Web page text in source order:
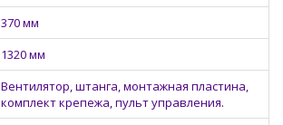
370 мм
1320 мм
Вентилятор, штанга, монтажная пластина,
комплект крепежа, пульт управления.